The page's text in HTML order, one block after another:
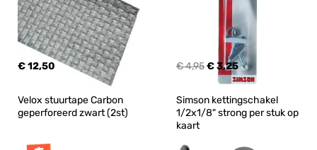
€ 12,50 € 4,95€ 3,25
Velox stuurtape Carbon
geperforeerd zwart (2st)
Simson kettingschakel
1/2x1/8" strong per stuk op
kaart